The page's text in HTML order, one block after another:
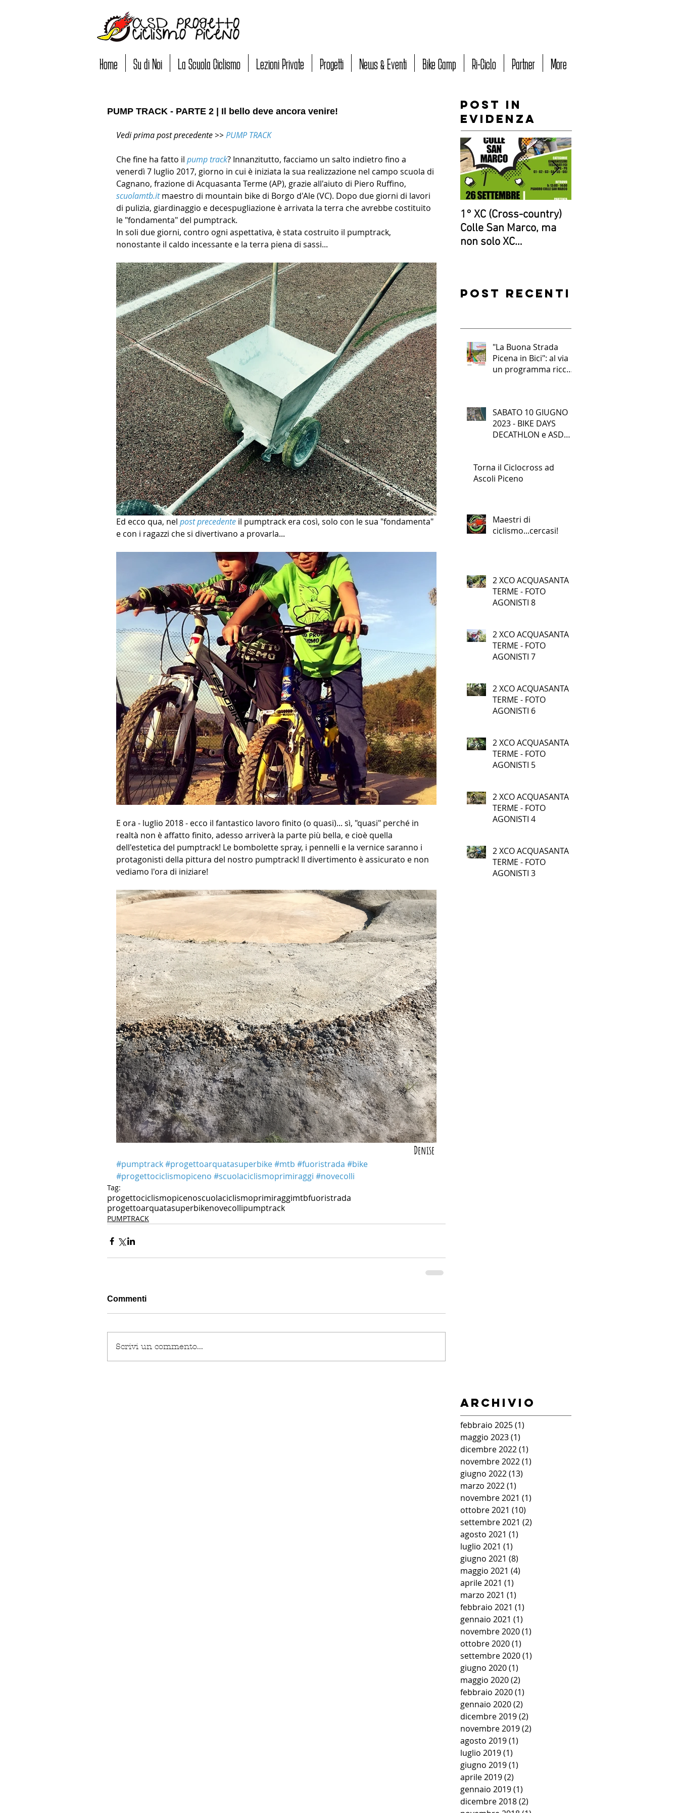
Home Su di Noi La Scuola Ciclismo Lezioni Private Progetti News & Eventi Bike Camp Ri-Ciclo Partner More
PUMP TRACK - PARTE 2 | Il bello deve ancora venire!
Vedi prima post precedente >> PUMP TRACK
Che fine ha fatto il pump track? Innanzitutto, facciamo un salto indietro fino a
venerdì 7 luglio 2017, giorno in cui è iniziata la sua realizzazione nel campo scuola di
Cagnano, frazione di Acquasanta Terme (AP), grazie all'aiuto di Piero Ruffino,
scuolamtb.it maestro di mountain bike di Borgo d'Ale (VC). Dopo due giorni di lavori
di pulizia, giardinaggio e decespugliazione è arrivata la terra che avrebbe costituito
le "fondamenta" del pumptrack.
In soli due giorni, contro ogni aspettativa, è stata costruito il pumptrack,
nonostante il caldo incessante e la terra piena di sassi...
Ed ecco qua, nel post precedente il pumptrack era così, solo con le sua "fondamenta"
e con i ragazzi che si divertivano a provarla...
E ora - luglio 2018 - ecco il fantastico lavoro finito (o quasi)... sì, "quasi" perché in
realtà non è affatto finito, adesso arriverà la parte più bella, e cioè quella
dell'estetica del pumptrack! Le bombolette spray, i pennelli e la vernice saranno i
protagonisti della pittura del nostro pumptrack! Il divertimento è assicurato e non
vediamo l'ora di iniziare!
Denise
#pumptrack#progettoarquatasuperbike#mtb #fuoristrada #bike
#progettociclismopiceno #scuolaciclismoprimiraggi #novecolli
Tag:
progettociclismopicenoscuolaciclismoprimiraggimtbfuoristrada
progettoarquatasuperbikenovecollipumptrack
PUMPTRACK
Commenti
Scrivi un commento...
Post in
evidenza
1° XC (Cross-country)
Colle San Marco, ma
non solo XC…
Post recenti
"La Buona Strada
Picena in Bici": al via
un programma ricco
mille studenti nel
Piceno
SABATO 10 GIUGNO
2023 - BIKE DAYS
DECATHLON e ASD
Torna il Ciclocross ad
Ascoli Piceno
Maestri di
ciclismo...cercasi!
2 XCO ACQUASANTA
TERME - FOTO
AGONISTI 8
2 XCO ACQUASANTA
TERME - FOTO
AGONISTI 7
2 XCO ACQUASANTA
TERME - FOTO
AGONISTI 6
2 XCO ACQUASANTA
TERME - FOTO
AGONISTI 5
2 XCO ACQUASANTA
TERME - FOTO
AGONISTI 4
2 XCO ACQUASANTA
TERME - FOTO
AGONISTI 3
Archivio
febbraio 2025(1)
maggio 2023(1)
dicembre 2022(1)
novembre 2022(1)
giugno 2022(13)
marzo 2022(1)
novembre 2021 (1)
ottobre 2021 (10)
settembre 2021 (2)
agosto 2021 (1)
luglio 2021 (1)
giugno 2021 (8)
maggio 2021 (4)
aprile 2021 (1)
marzo 2021 (1)
febbraio 2021 (1)
gennaio 2021 (1)
novembre 2020(1)
ottobre 2020(1)
settembre 2020(1)
giugno 2020(1)
maggio 2020(2)
febbraio 2020(1)
gennaio 2020(2)
dicembre 2019(2)
novembre 2019(2)
agosto 2019(1)
luglio 2019(1)
giugno 2019(1)
aprile 2019(2)
gennaio 2019(1)
dicembre 2018(2)